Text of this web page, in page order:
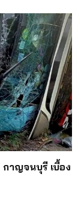
กาญจนบุรี เบื้อง